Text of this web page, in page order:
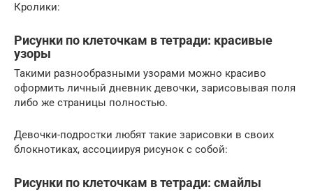
Кролики:
Рисунки по клеточкам в тетради: красивые
узоры
Такими разнообразными узорами можно красиво
оформить личный дневник девочки, зарисовывая поля
либо же страницы полностью.
Девочки-подростки любят такие зарисовки в своих
блокнотиках, ассоциируя рисунок с собой:
Рисунки по клеточкам в тетради: смайлы